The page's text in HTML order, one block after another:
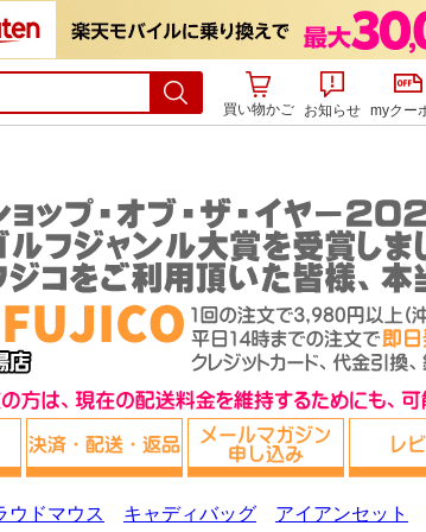
買い物かご お知らせ myクー
ウドマウス キャディバッグ アイアンセット